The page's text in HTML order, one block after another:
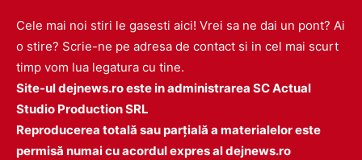
Cele mai noi stiri le gasesti aici! Vrei sa ne dai un pont? Ai
o stire? Scrie-ne pe adresa de contact si in cel mai scurt
timp vom lua legatura cu tine.
Site-ul dejnews.ro este in administrarea SC Actual
Studio Production SRL
Reproducerea totală sau parțială a materialelor este
permisă numai cu acordul expres al dejnews.ro